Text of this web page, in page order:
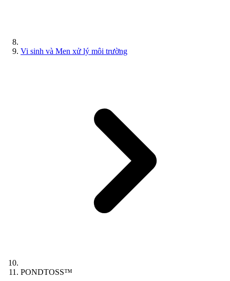
Vi sinh và Men xử lý môi trường
PONDTOSS™